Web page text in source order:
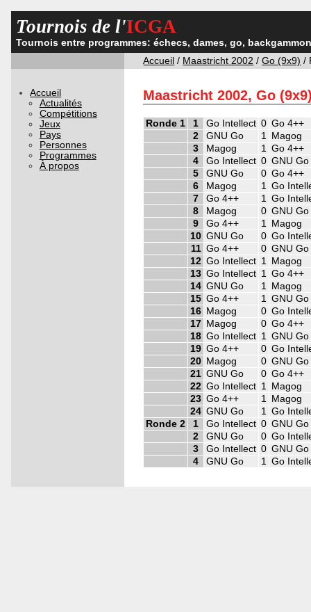
Tournois de l'ICGA
Tournois entre programmes: échecs, dames, go,
Accueil / Maastricht 2002 /Go (9x9) /
Accueil
Actualités
Compétitions
Jeux
Pays
Personnes
Programmes
À propos
Maastricht 2002, Go
Ronde 1 1 Go Intellect 0 Go 4++
2
GNU Go 1
Magog
3
Magog 1
Go 4++
4
Go Intellect 0 GNU Go
5
GNU Go 0 Go 4++
6
Magog 1
Go
7
Go 4++ 1
Go
8
Magog 0 GNU Go
9
Go 4++ 1
Magog
10 GNU Go 0 Go
11 Go 4++ 0 GNU Go
12 Go Intellect 1
Magog
13 Go Intellect 1
Go 4++
14 GNU Go 1
Magog
15 Go 4++ 1
GNU Go
16 Magog 0 Go
17 Magog 0 Go 4++
18 Go Intellect 1
GNU Go
19 Go 4++ 0 Go
20 Magog 0 GNU Go
21 GNU Go 0 Go 4++
22 Go Intellect 1
Magog
23 Go 4++ 1
Magog
24 GNU Go 1
Go
Ronde 2
1 Go Intellect 0 GNU Go
2
GNU Go 0 Go
3
Go Intellect 0 GNU Go
4
GNU Go 1 Go